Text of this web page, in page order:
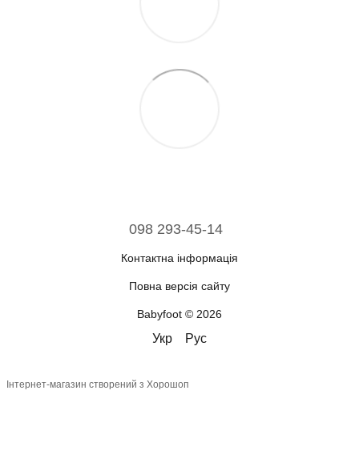
098 293-45-14
Контактна інформація
Повна версія сайту
Babyfoot © 2026
Укр Рус
Інтернет-магазин створений з Хорошоп